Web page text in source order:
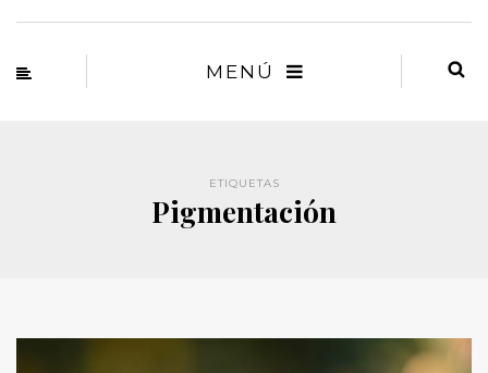
MENÚ
ETIQUETAS
Pigmentación